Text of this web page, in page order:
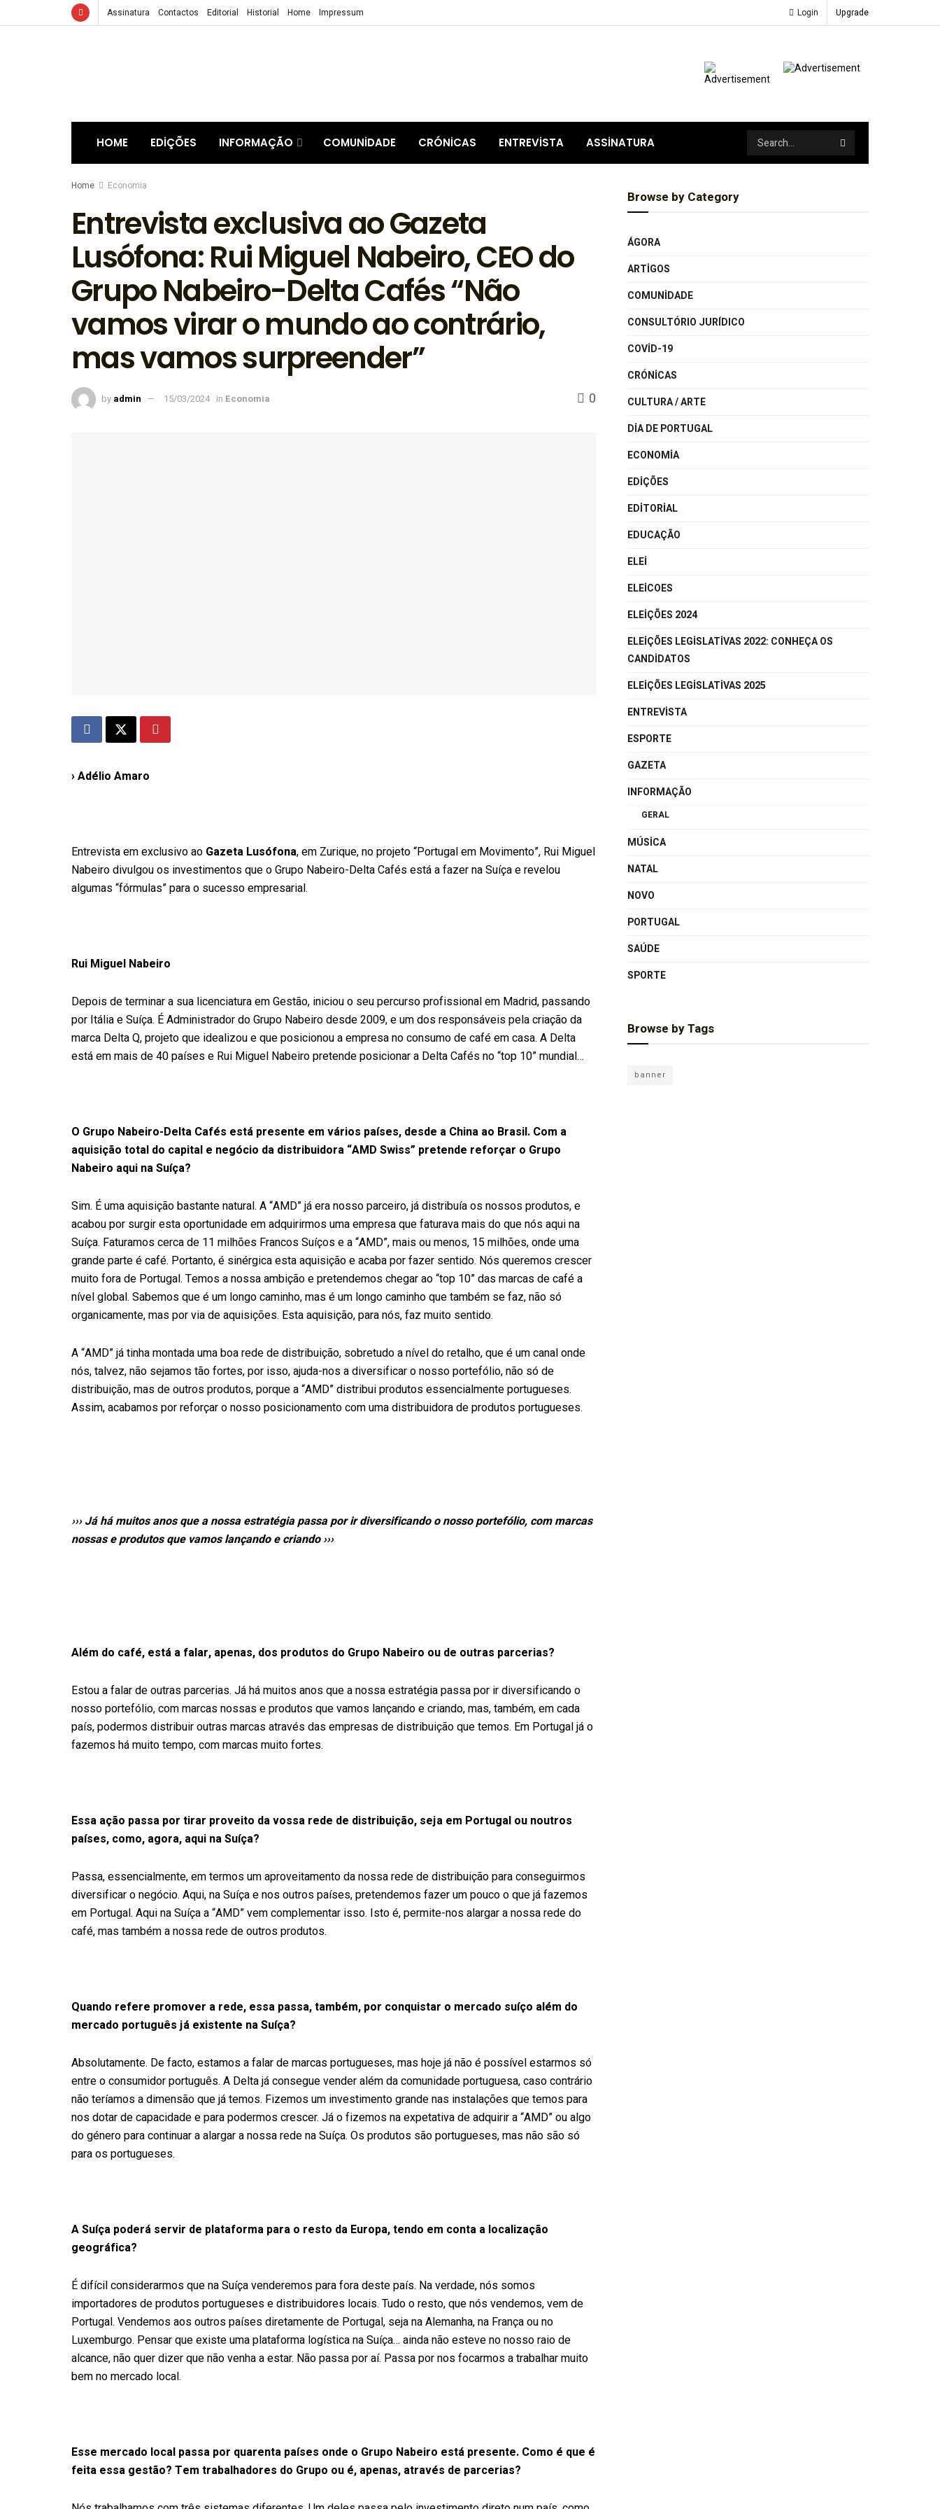
Assinatura Contactos Editorial Historial Home Impressum Login Upgrade
HOME EDIÇÕES INFORMAÇÃO COMUNIDADE CRÓNICAS ENTREVISTA ASSINATURA
Home Economia
Entrevista exclusiva ao Gazeta
Lusófona: Rui Miguel Nabeiro, CEO do
Grupo Nabeiro-Delta Cafés “Não
vamos virar o mundo ao contrário,
mas vamos surpreender”
by admin 15/03/2024 in Economia 0
› Adélio Amaro
Entrevista em exclusivo ao Gazeta Lusófona, em Zurique, no projeto “Portugal em Movimento”, Rui Miguel
Nabeiro divulgou os investimentos que o Grupo Nabeiro-Delta Cafés está a fazer na Suíça e revelou
algumas “fórmulas” para o sucesso empresarial.
Rui Miguel Nabeiro
Depois de terminar a sua licenciatura em Gestão, iniciou o seu percurso profissional em Madrid, passando
por Itália e Suíça. É Administrador do Grupo Nabeiro desde 2009, e um dos responsáveis pela criação da
marca Delta Q, projeto que idealizou e que posicionou a empresa no consumo de café em casa. A Delta
está em mais de 40 países e Rui Miguel Nabeiro pretende posicionar a Delta Cafés no “top 10” mundial…
O Grupo Nabeiro-Delta Cafés está presente em vários países, desde a China ao Brasil. Com a
aquisição total do capital e negócio da distribuidora “AMD Swiss” pretende reforçar o Grupo
Nabeiro aqui na Suíça?
Sim. É uma aquisição bastante natural. A “AMD” já era nosso parceiro, já distribuía os nossos produtos, e
acabou por surgir esta oportunidade em adquirirmos uma empresa que faturava mais do que nós aqui na
Suíça. Faturamos cerca de 11 milhões Francos Suíços e a “AMD”, mais ou menos, 15 milhões, onde uma
grande parte é café. Portanto, é sinérgica esta aquisição e acaba por fazer sentido. Nós queremos crescer
muito fora de Portugal. Temos a nossa ambição e pretendemos chegar ao “top 10” das marcas de café a
nível global. Sabemos que é um longo caminho, mas é um longo caminho que também se faz, não só
organicamente, mas por via de aquisições. Esta aquisição, para nós, faz muito sentido.
A “AMD” já tinha montada uma boa rede de distribuição, sobretudo a nível do retalho, que é um canal onde
nós, talvez, não sejamos tão fortes, por isso, ajuda-nos a diversificar o nosso portefólio, não só de
distribuição, mas de outros produtos, porque a “AMD” distribui produtos essencialmente portugueses.
Assim, acabamos por reforçar o nosso posicionamento com uma distribuidora de produtos portugueses.
››› Já há muitos anos que a nossa estratégia passa por ir diversificando o nosso portefólio, com marcas
nossas e produtos que vamos lançando e criando ›››
Além do café, está a falar, apenas, dos produtos do Grupo Nabeiro ou de outras parcerias?
Estou a falar de outras parcerias. Já há muitos anos que a nossa estratégia passa por ir diversificando o
nosso portefólio, com marcas nossas e produtos que vamos lançando e criando, mas, também, em cada
país, podermos distribuir outras marcas através das empresas de distribuição que temos. Em Portugal já o
fazemos há muito tempo, com marcas muito fortes.
Essa ação passa por tirar proveito da vossa rede de distribuição, seja em Portugal ou noutros
países, como, agora, aqui na Suíça?
Passa, essencialmente, em termos um aproveitamento da nossa rede de distribuição para conseguirmos
diversificar o negócio. Aqui, na Suíça e nos outros países, pretendemos fazer um pouco o que já fazemos
em Portugal. Aqui na Suíça a “AMD” vem complementar isso. Isto é, permite-nos alargar a nossa rede do
café, mas também a nossa rede de outros produtos.
Quando refere promover a rede, essa passa, também, por conquistar o mercado suíço além do
mercado português já existente na Suíça?
Absolutamente. De facto, estamos a falar de marcas portugueses, mas hoje já não é possível estarmos só
entre o consumidor português. A Delta já consegue vender além da comunidade portuguesa, caso contrário
não teríamos a dimensão que já temos. Fizemos um investimento grande nas instalações que temos para
nos dotar de capacidade e para podermos crescer. Já o fizemos na expetativa de adquirir a “AMD” ou algo
do género para continuar a alargar a nossa rede na Suíça. Os produtos são portugueses, mas não são só
para os portugueses.
A Suíça poderá servir de plataforma para o resto da Europa, tendo em conta a localização
geográfica?
É difícil considerarmos que na Suíça venderemos para fora deste país. Na verdade, nós somos
importadores de produtos portugueses e distribuidores locais. Tudo o resto, que nós vendemos, vem de
Portugal. Vendemos aos outros países diretamente de Portugal, seja na Alemanha, na França ou no
Luxemburgo. Pensar que existe uma plataforma logística na Suíça… ainda não esteve no nosso raio de
alcance, não quer dizer que não venha a estar. Não passa por aí. Passa por nos focarmos a trabalhar muito
bem no mercado local.
Esse mercado local passa por quarenta países onde o Grupo Nabeiro está presente. Como é que é
feita essa gestão? Tem trabalhadores do Grupo ou é, apenas, através de parcerias?
Browse by Category
ÁGORA
ARTIGOS
COMUNIDADE
CONSULTÓRIO JURÍDICO
COVID-19
CRÓNICAS
CULTURA / ARTE
DIA DE PORTUGAL
ECONOMIA
EDIÇÕES
EDITORIAL
EDUCAÇÃO
ELEI
ELEICOES
ELEIÇÕES 2024
ELEIÇÕES LEGISLATIVAS 2022: CONHEÇA OS
CANDIDATOS
ELEIÇÕES LEGISLATIVAS 2025
ENTREVISTA
ESPORTE
GAZETA
INFORMAÇÃO
GERAL
MÚSICA
NATAL
NOVO
PORTUGAL
SAÚDE
SPORTE
Browse by Tags
banner